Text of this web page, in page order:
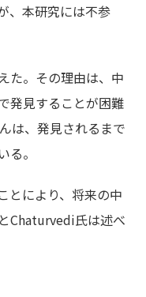
、本研究には不参
た。その理由は、中
発見することが困難
は、発見されるまで
。
とにより、将来の中
Chaturvedi氏は述べ